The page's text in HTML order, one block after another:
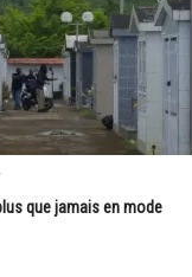
que jamais en mode